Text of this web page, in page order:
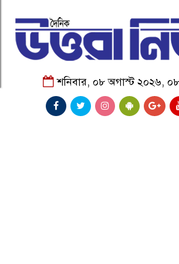
শনিবার, ০৮ অগাস্ট ২০২৬,